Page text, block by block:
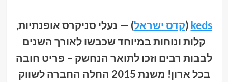
keds
(קדס ישראל) — נעלי סניקרס אופנתיות,
קלות ונוחות במיוחד שכבשו לאורך השנים
לבבות רבים וזכו לתואר הנחשק – פריט חובה
בכל ארון! משנת 2015 החלה החברה לשווק